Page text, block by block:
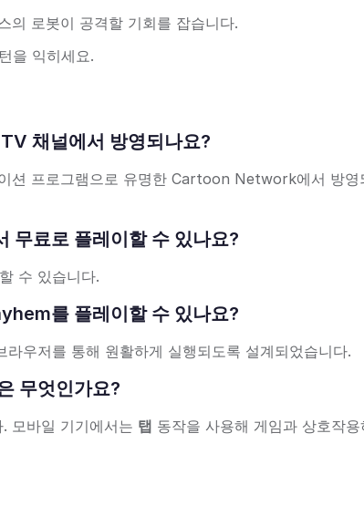
의 로봇이 공격할 기회를 잡습니다.
을 익히세요.
채널에서 방영되나요?
션 프로그램으로 유명한 Cartoon Network에서 방영
료로 플레이할 수 있나요?
수 있습니다.
를 플레이할 수 있나요?
우저를 통해 원활하게 실행되도록 설계되었습니다.
무엇인가요?
모바일 기기에서는 탭 동작을 사용해 게임과 상호작용